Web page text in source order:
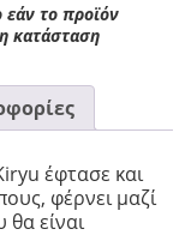
το προϊόν
κατάσταση
έφτασε και
φέρνει μαζί
θα είναι